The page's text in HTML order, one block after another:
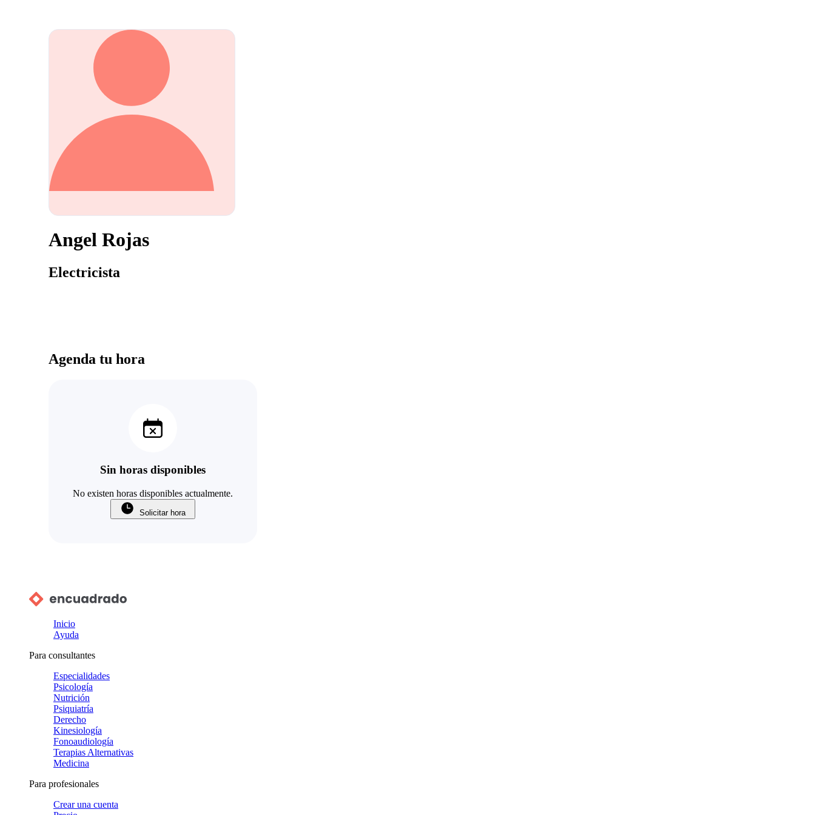
Angel Rojas
Electricista
Agenda tu hora
Sin horas disponibles
No existen horas disponibles actualmente.
Solicitar hora
Inicio
Ayuda
Para consultantes
Especialidades
Psicología
Nutrición
Psiquiatría
Derecho
Kinesiología
Fonoaudiología
Terapias Alternativas
Medicina
Para profesionales
Crear una cuenta